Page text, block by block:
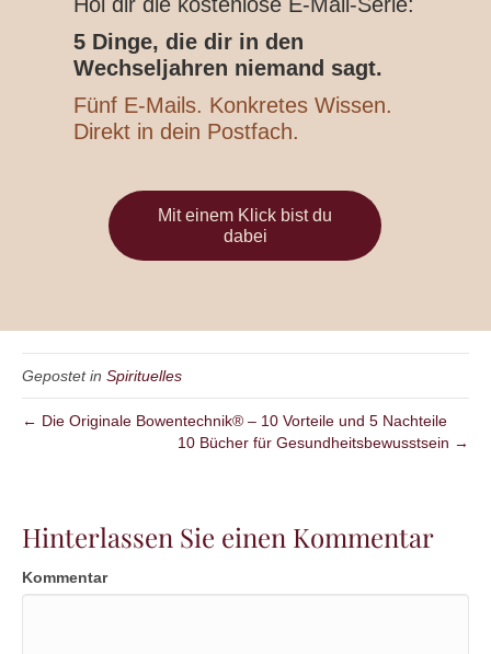
5 Dinge, die dir in den
Wechseljahren niemand sagt.
Fünf E-Mails. Konkretes Wissen.
Direkt in dein Postfach.
Mit einem Klick bist du
dabei
Gepostet in Spirituelles
← Die Originale Bowentechnik® – 10 Vorteile und 5 Nachteile
10 Bücher für Gesundheitsbewusstsein →
Hinterlassen Sie einen Kommentar
Kommentar